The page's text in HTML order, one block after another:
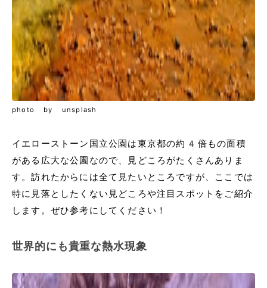
photo by unsplash
イエローストーン国立公園は東京都の約4倍もの面積
がある広大な公園なので、見どころがたくさんありま
す。訪れたからには全て見たいところですが、ここでは
特に見落としたくない見どころや注目スポットをご紹介
します。ぜひ参考にしてください！
世界的にも貴重な熱水現象